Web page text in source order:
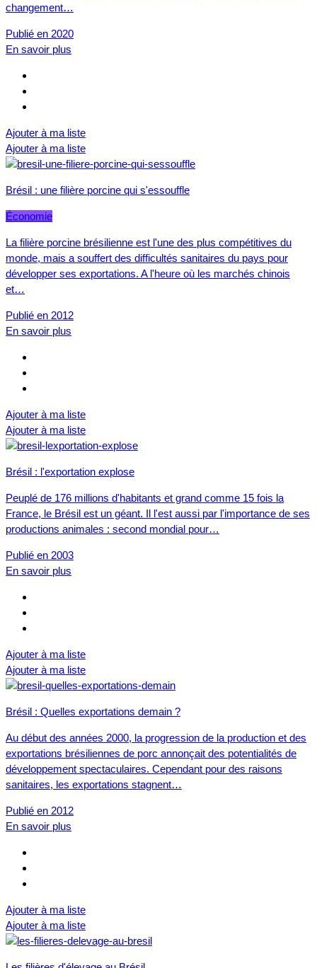
changement…
Publié en 2020
En savoir plus
Ajouter à ma liste
Ajouter à ma liste
Brésil : une filière porcine qui s'essouffle
Économie
La filière porcine brésilienne est l'une des plus compétitives du
monde, mais a souffert des difficultés sanitaires du pays pour
développer ses exportations. A l'heure où les marchés chinois
et…
Publié en 2012
En savoir plus
Ajouter à ma liste
Ajouter à ma liste
Brésil : l'exportation explose
Peuplé de 176 millions d'habitants et grand comme 15 fois la
France, le Brésil est un géant. Il l'est aussi par l'importance de ses
productions animales : second mondial pour…
Publié en 2003
En savoir plus
Ajouter à ma liste
Ajouter à ma liste
Brésil : Quelles exportations demain ?
Au début des années 2000, la progression de la production et des
exportations brésiliennes de porc annonçait des potentialités de
développement spectaculaires. Cependant pour des raisons
sanitaires, les exportations stagnent…
Publié en 2012
En savoir plus
Ajouter à ma liste
Ajouter à ma liste